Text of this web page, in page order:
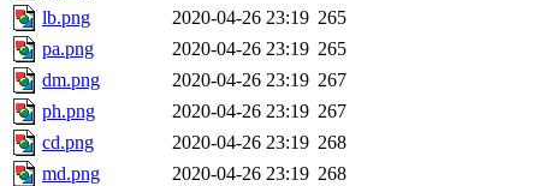
lb.png
2020-04-26 23:19 265
pa.png
2020-04-26 23:19 265
dm.png
2020-04-26 23:19 267
ph.png
2020-04-26 23:19 267
cd.png
2020-04-26 23:19 268
md.png
2020-04-26 23:19 268